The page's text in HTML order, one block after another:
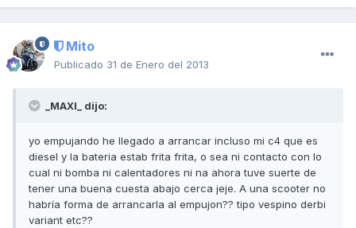
Mito
Publicado 31 de Enero del 2013
_MAXI_ dijo:
yo empujando he llegado a arrancar incluso mi c4 que es
diesel y la bateria estab frita frita, o sea ni contacto con lo
cual ni bomba ni calentadores ni na ahora tuve suerte de
tener una buena cuesta abajo cerca jeje. A una scooter no
habría forma de arrancarla al empujon?? tipo vespino derbi
variant etc??